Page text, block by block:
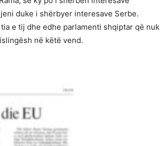
duke i shërbyer interesave Serbe.
e tij dhe edhe parlamenti shqiptar që nuk
në këtë vend.